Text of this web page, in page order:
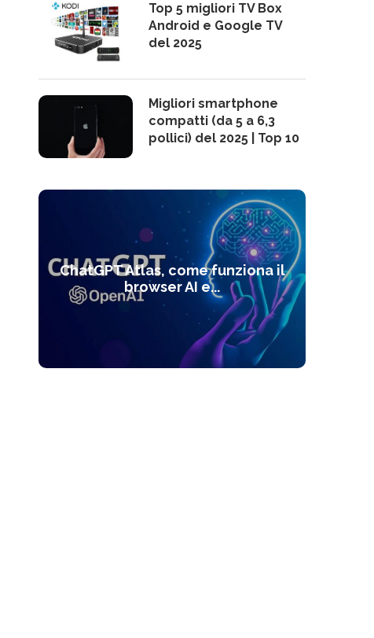
Top 5 migliori TV Box
Android e Google TV
del 2025
Migliori smartphone
compatti (da 5 a 6,3
pollici) del 2025 | Top 10
ChatGPT Atlas, come funziona il
browser AI e...